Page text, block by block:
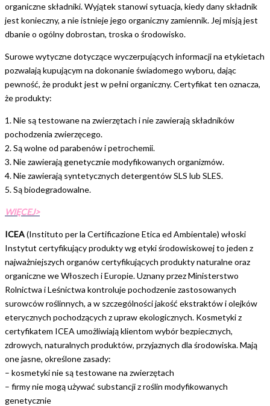
organiczne składniki. Wyjątek stanowi sytuacja, kiedy dany składnik
jest konieczny, a nie istnieje jego organiczny zamiennik. Jej misją jest
dbanie o ogólny dobrostan, troska o środowisko.
Surowe wytyczne dotyczące wyczerpujących informacji na etykietach
pozwalają kupującym na dokonanie świadomego wyboru, dając
pewność, że produkt jest w pełni organiczny. Certyfikat ten oznacza,
że produkty:
1. Nie są testowane na zwierzętach i nie zawierają składników
pochodzenia zwierzęcego.
2. Są wolne od parabenów i petrochemii.
3. Nie zawierają genetycznie modyfikowanych organizmów.
4. Nie zawierają syntetycznych detergentów SLS lub SLES.
5. Są biodegradowalne.
WIĘCEJ>
ICEA(Instituto per la Certificazione Etica ed Ambientale) włoski
Instytut certyfikujący produkty wg etyki środowiskowej to jeden z
najważniejszych organów certyfikujących produkty naturalne oraz
organiczne we Włoszech i Europie. Uznany przez Ministerstwo
Rolnictwa i Leśnictwa kontroluje pochodzenie zastosowanych
surowców roślinnych, a w szczególności jakość ekstraktów i olejków
eterycznych pochodzących z upraw ekologicznych. Kosmetyki z
certyfikatem ICEA umożliwiają klientom wybór bezpiecznych,
zdrowych, naturalnych produktów, przyjaznych dla środowiska. Mają
one jasne, określone zasady:
– kosmetyki nie są testowane na zwierzętach
– firmy nie mogą używać substancji z roślin modyfikowanych
genetycznie